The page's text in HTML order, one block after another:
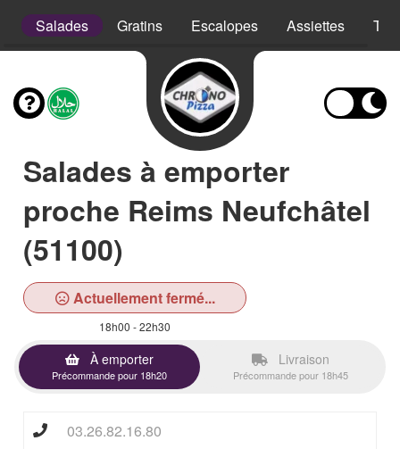
Salades Gratins Escalopes Assiettes Tex
Salades à emporter
proche Reims Neufchâtel
(51100)
Actuellement fermé...
18h00 - 22h30
À emporter
Précommande pour 18h20
Livraison
Précommande pour 18h45
03.26.82.16.80